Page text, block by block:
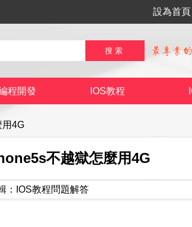
設為首頁
程開發 IOS教程
用4G
不越獄怎麼用4G
：IOS教程問題解答